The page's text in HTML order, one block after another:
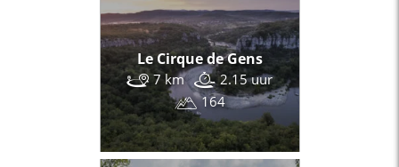
Le Cirque de Gens
7 km
2.15 uur
164